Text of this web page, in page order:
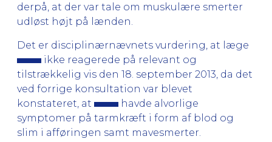
derpå, at der var tale om muskulære smerter
udløst højt på lænden.
Det er disciplinærnævnets vurdering, at læge
ikke reagerede på relevant og
tilstrækkelig vis den 18. september 2013, da det
ved forrige konsultation var blevet
konstateret, at
havde alvorlige
symptomer på tarmkræft i form af blod og
slim i afføringen samt mavesmerter.